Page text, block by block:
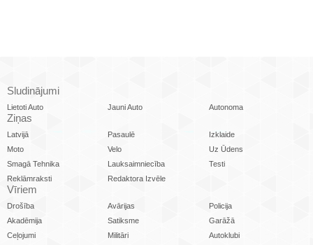
Sludinājumi
Lietoti Auto Jauni Auto Autonoma
Ziņas
Latvijā Pasaulē
Izklaide
Moto
Velo
Uz Ūdens
Smagā Tehnika
Lauksaimniecība
Testi
Reklāmraksti
Redaktora Izvēle
Vīriem
Drošība Avārijas
Policija
Akadēmija
Satiksme
Garāžā
Ceļojumi
Militāri
Autoklubi